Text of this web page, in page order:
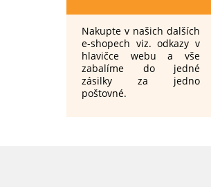
Nakupte v našich dalších
e-shopech viz. odkazy v
hlavičce webu a vše
zabalíme do jedné
zásilky za jedno
poštovné.